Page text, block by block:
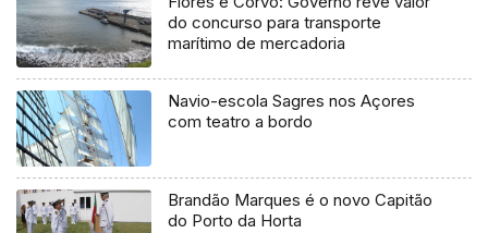
do concurso para transporte
marítimo de mercadoria
Navio-escola Sagres nos Açores
com teatro a bordo
Brandão Marques é o novo Capitão
do Porto da Horta